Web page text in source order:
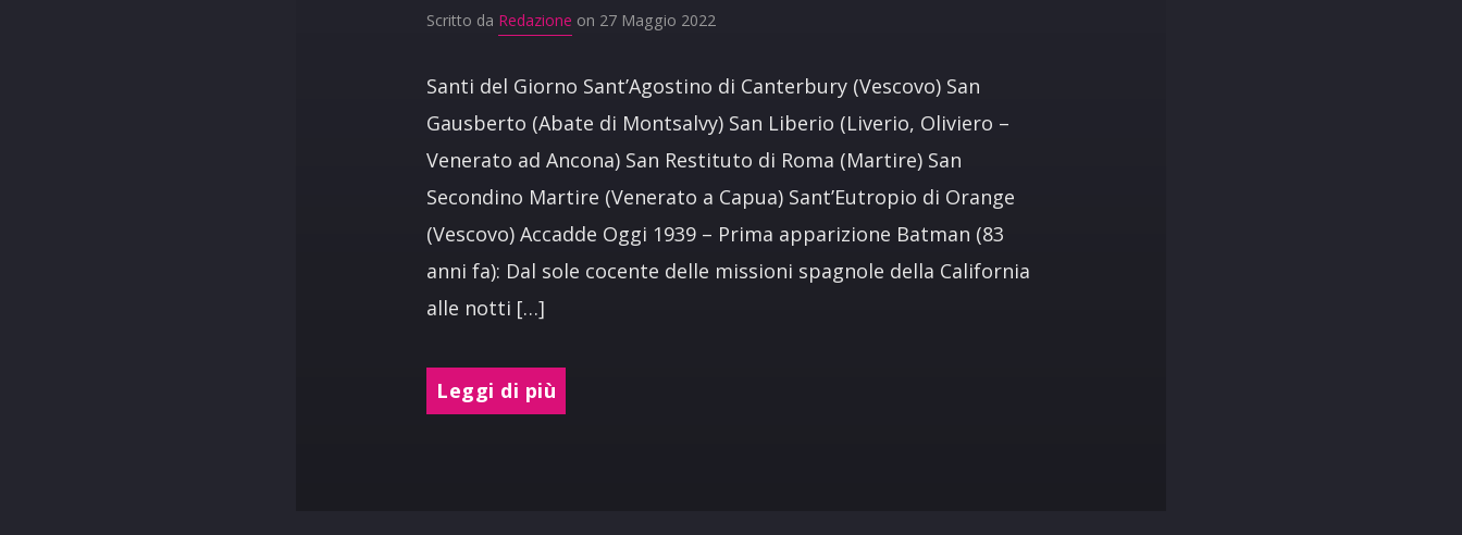
Scritto da Redazione on 27 Maggio 2022
Santi del Giorno Sant’Agostino di Canterbury (Vescovo) San
Gausberto (Abate di Montsalvy) San Liberio (Liverio, Oliviero –
Venerato ad Ancona) San Restituto di Roma (Martire) San
Secondino Martire (Venerato a Capua) Sant’Eutropio di Orange
(Vescovo) Accadde Oggi 1939 – Prima apparizione Batman (83
anni fa): Dal sole cocente delle missioni spagnole della California
alle notti […]
Leggi di più